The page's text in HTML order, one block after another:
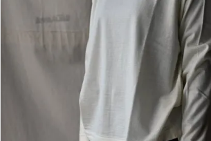
ブランド
インフォメーション
プライバシーポリシー